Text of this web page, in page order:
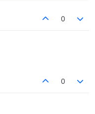
0
0